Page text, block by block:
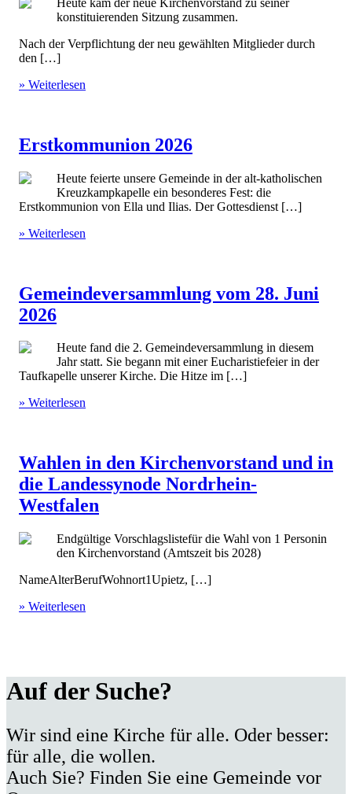
konstituierenden Sitzung zusammen.
Nach der Verpflichtung der neu gewählten Mitglieder durch
den […]
» Weiterlesen
Erstkommunion 2026
Heute feierte unsere Gemeinde in der alt-katholischen
Kreuzkampkapelle ein besonderes Fest: die
Erstkommunion von Ella und Ilias. Der Gottesdienst […]
» Weiterlesen
Gemeindeversammlung vom 28. Juni
2026
Heute fand die 2. Gemeindeversammlung in diesem
Jahr statt. Sie begann mit einer Eucharistiefeier in der
Taufkapelle unserer Kirche. Die Hitze im […]
» Weiterlesen
Wahlen in den Kirchenvorstand und in
die Landessynode Nordrhein-
Westfalen
Endgültige Vorschlagslistefür die Wahl von 1 Personin
den Kirchenvorstand (Amtszeit bis 2028)
NameAlterBerufWohnort1Upietz, […]
» Weiterlesen
Auf der Suche?
Wir sind eine Kirche für alle. Oder besser:
für alle, die wollen.
Auch Sie? Finden Sie eine Gemeinde vor